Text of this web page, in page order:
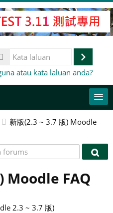
Log
atau kata laluan anda?
新版(2.3 ~ 3.7 版) Moodle
Moodle FAQ
2.3 ~ 3.7 版)